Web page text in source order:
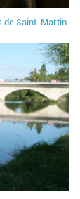
de Saint-Martin